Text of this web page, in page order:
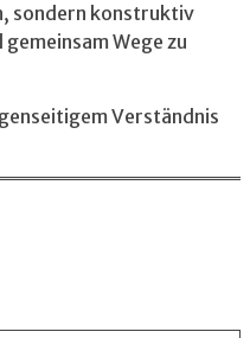
sondern konstruktiv
Wege zu
Verständnis